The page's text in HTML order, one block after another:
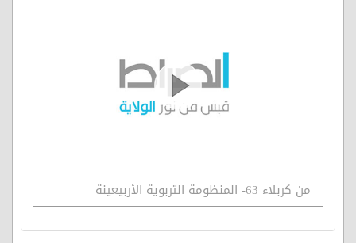
من كربلاء 63- المنظومة التربوية الأربيعينة